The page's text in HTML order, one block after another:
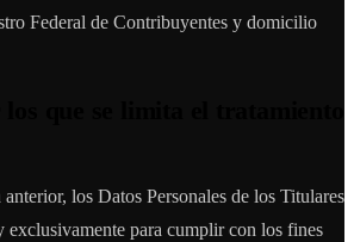
Federal de Contribuyentes y domicilio
los Datos Personales de los Titulares
exclusivamente para cumplir con los fines